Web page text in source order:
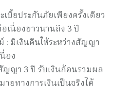
บี้ยประกันภัยเพียงครั้งเดียว
เนื่องยาวนานถึง 3 ปี
: มีเงินคืนให้ระหว่างสัญญา
อง
ญญา 3 ปี รับเงินก้อนรวมผล
ายทางการเงินเป็นจริงได้